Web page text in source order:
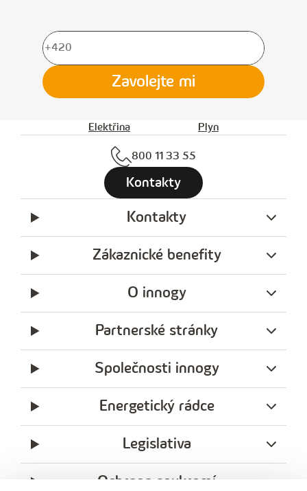
V
y
p
ň
t
l
n
č
s
o
Zavolejte mi
Elektřina Plyn
800 11 33 55
Kontakty
Kontakty
Zákaznické benefity
O innogy
Partnerské stránky
Společnosti innogy
Energetický rádce
Legislativa
Ochrana soukromí